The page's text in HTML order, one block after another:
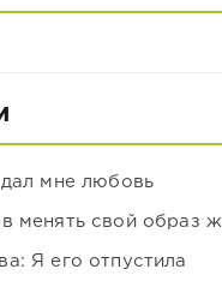
мне любовь
менять свой образ
Я его отпустила